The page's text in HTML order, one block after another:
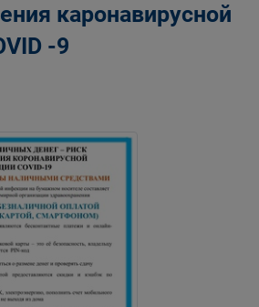
каронавирусной
-9